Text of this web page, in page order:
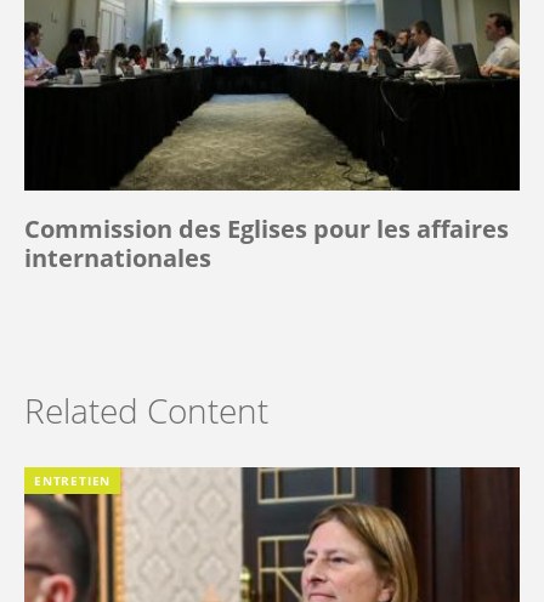
Commission des Eglises pour les affaires
internationales
Related Content
ENTRETIEN